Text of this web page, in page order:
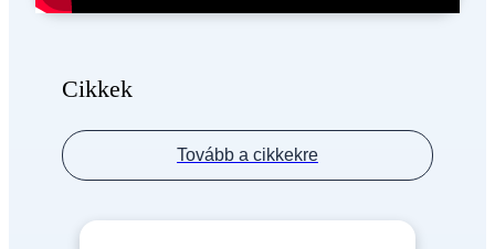
Cikkek
Tovább a cikkekre